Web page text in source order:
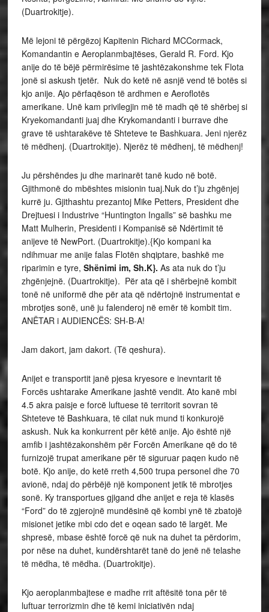
(Duartrokitje).
Më lejoni të përgëzoj Kapitenin Richard MCCormack,
Komandantin e Aeroplanmbajtëses, Gerald R. Ford. Kjo
anije do të bëjë përmirësime të jashtëzakonshme tek Flota
jonë si askush tjetër. Nuk do ketë në asnjë vend të botës si
kjo anije. Ajo përfaqëson të ardhmen e Aeroflotës
amerikane. Unë kam privilegjin më të madh që të shërbej si
Kryekomandanti juaj dhe Krykomandanti i burrave dhe
grave të ushtarakëve të Shteteve te Bashkuara. Jeni njerëz
të mëdhenj. (Duartrokitje). Njerëz të mëdhenj, të mëdhenj!
Ju përshëndes ju dhe marinarët tanë kudo në botë.
Gjithmonë do mbështes misionin tuaj.Nuk do t’ju zhgënjej
kurrë ju. Gjithashtu prezantoj Mike Petters, President dhe
Drejtuesi i Industrive “Huntington Ingalls” së bashku me
Matt Mulherin, Presidenti i Kompanisë së Ndërtimit të
anijeve të NewPort. (Duartrokitje).{Kjo kompani ka
ndihmuar me anije falas Flotën shqiptare, bashkë me
riparimin e tyre, Shënimi im, Sh.K}. As ata nuk do t’ju
zhgënjejnë. (Duartrokitje). Për ata që i shërbejnë kombit
tonë në uniformë dhe për ata që ndërtojnë instrumentat e
mbrotjes sonë, unë ju falenderoj në emër të kombit tim.
ANËTAR i AUDIENCËS: SH-B-A!
Jam dakort, jam dakort. (Të qeshura).
Anijet e transportit janë pjesa kryesore e inevntarit të
Forcës ushtarake Amerikane jashtë vendit. Ato kanë mbi
4.5 akra paisje e forcë luftuese të territorit sovran të
Shteteve të Bashkuara, të cilat nuk mund ti konkurojë
askush. Nuk ka konkurrent për këtë anije. Ajo është një
amfib i jashtëzakonshëm për Forcën Amerikane që do të
furnizojë trupat amerikane për të siguruar paqen kudo në
botë. Kjo anije, do ketë rreth 4,500 trupa personel dhe 70
avionë, ndaj do përbëjë një komponent jetik të mbrotjes
sonë. Ky transportues gjigand dhe anijet e reja të klasës
“Ford” do të zgjerojnë mundësinë që kombi ynë të zbatojë
misionet jetike mbi cdo det e oqean sado të largët. Me
shpresë, mbase është forcë që nuk na duhet ta përdorim,
por nëse na duhet, kundërshtarët tanë do jenë në telashe
të mëdha, të mëdha. (Duartrokitje).
Kjo aeroplanmbajtese e madhe rrit aftësitë tona për të
luftuar terrorizmin dhe të kemi iniciativën ndaj